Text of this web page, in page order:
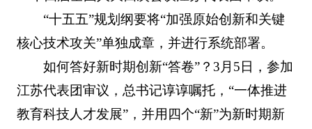
“十五五”规划纲要将“加强原始创新和关键
核心技术攻关”单独成章，并进行系统部署。
如何答好新时期创新“答卷”？3月5日，参加
江苏代表团审议，总书记谆谆嘱托，“一体推进
教育科技人才发展”，并用四个“新”为新时期新